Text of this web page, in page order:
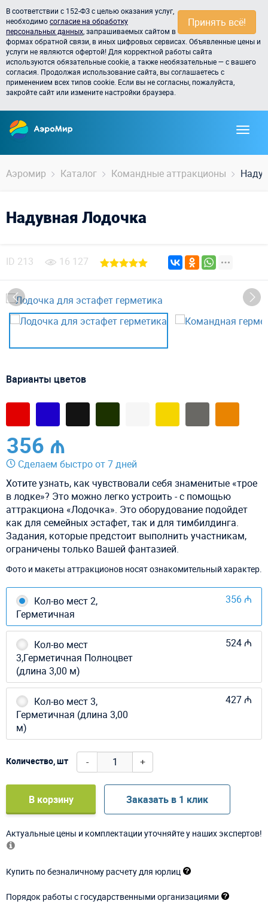
Принять всё!
В соответствии с 152-ФЗ с целью оказания услуг,
необходимосогласие на обработку
персональных данных , запрашиваемых сайтом в
формах обратной связи, в иных цифровых сервисах. Объявленные цены и
услуги не являются офертой! Для корректной работы сайта
используются обязательные cookie, а также необязательные — с вашего
согласия. Продолжая использование сайта, вы соглашаетесь с
применением всех типов cookie. Если вы не согласны, пожалуйста,
закройте сайт или измените настройки браузера.
Аэромир Каталог Командные аттракционы
Надувная Лодочка
ID 213 16 127
Варианты цветов
356 ₼
Сделаем быстро от 7 дней
Хотите узнать, как чувствовали себя знаменитые «трое
в лодке»? Это можно легко устроить - с помощью
аттракциона «Лодочка». Это оборудование подойдет
как для семейных эстафет, так и для тимбилдинга.
Задания, которые предстоит выполнить участникам,
ограничены только Вашей фантазией.
Фото и макеты аттракционов носят ознакомительный характер.
Кол-во мест 2,
Герметичная
356 ₼
Кол-во мест
3,Герметичная Полноцвет
(длина 3,00 м)
524 ₼
Кол-во мест 3,
Герметичная (длина 3,00
м)
427 ₼
Количество, шт - +
В корзину Заказать в 1 клик
Актуальные цены и комплектации уточняйте у наших экспертов!
Купить по безналичному расчету для юрлиц
Порядок работы с государственными организациями